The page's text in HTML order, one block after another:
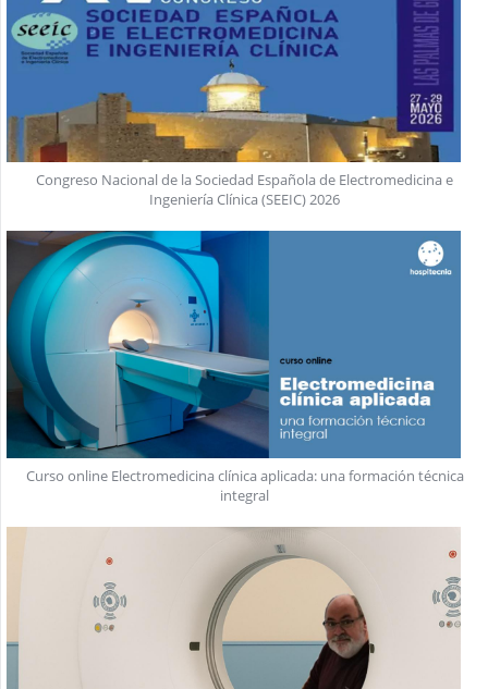
Congreso Nacional de la Sociedad Española de Electromedicina e
Ingeniería Clínica (SEEIC) 2026
Curso online Electromedicina clínica aplicada: una formación técnica
integral